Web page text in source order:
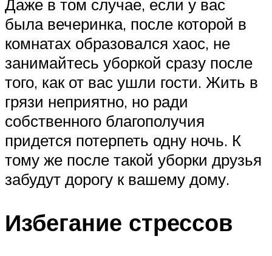
Даже в том случае, если у вас
была вечеринка, после которой в
комнатах образовался хаос, не
занимайтесь уборкой сразу после
того, как от вас ушли гости. Жить в
грязи неприятно, но ради
собственного благополучия
придется потерпеть одну ночь. К
тому же после такой уборки друзья
забудут дорогу к вашему дому.
Избегание стрессов